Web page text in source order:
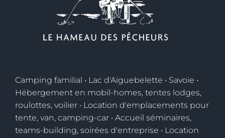
Camping familial • Lac d'Aiguebelette • Savoie •
Hébergement en mobil-homes, tentes lodges,
roulottes, voilier • Location d'emplacements pour
tente, van, camping-car • Accueil séminaires,
teams-building, soirées d'entreprise • Location